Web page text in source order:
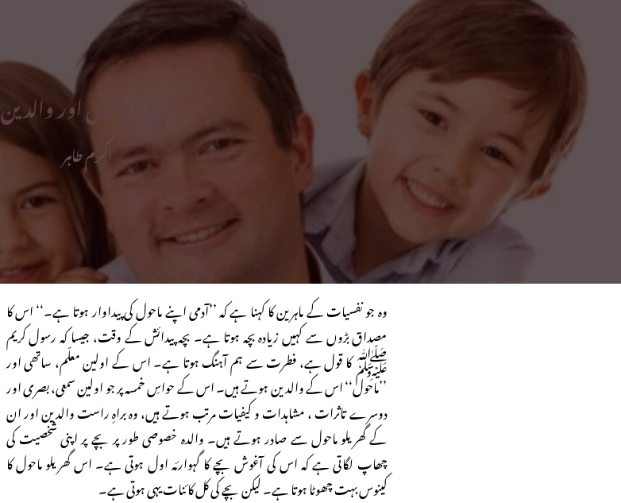
بچے کا ماحول اور والدین
اکرم طاہر
وہ جو نفسیات کے ماہرین کا کہنا ہے کہ ’’آدمی اپنے ماحول کی پیداوار ہوتا ہے۔‘‘ اس کا
مصداق بڑوں سے کہیں زیادہ بچہ ہوتا ہے۔ بچہ پیدائش کے وقت، جیسا کہ رسول کریم
ﷺ کا قول ہے، فطرت سے ہم آہنگ ہوتا ہے۔ اس کے اولین معلّم، ساتھی اور
’’ماحول‘‘ اس کے والدین ہوتے ہیں۔ اس کے حواسِ خمسہ پر جو اولین سمعی، بصری اور
دوسرے تاثرات ، مشاہدات و کیفیات مرتب ہوتے ہیں، وہ براہِ راست والدین اور ان
کے گھریلو ماحول سے صادر ہوتے ہیں۔ والدہ خصوصی طور پر بچے پر اپنی شخصیت کی
چھاپ لگاتی ہے کہ اس کی آغوش بچے کا گہوارئہ اول ہوتی ہے۔ اس گھریلو ماحول کا
کینوس بہت چھوٹا ہوتا ہے۔ لیکن بچے کی کل کائنات یہی ہوتی ہے۔